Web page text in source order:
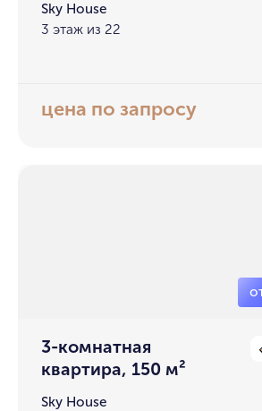
Sky House
3 этаж из 22
цена по запросу
3-комнатная
квартира, 150 м²
Sky House